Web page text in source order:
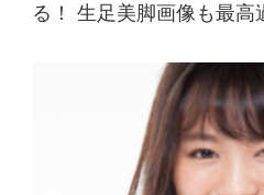
る！ 生足美脚画像も最高